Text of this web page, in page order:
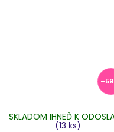
SKLADOM IHNEĎ K
(13 ks)